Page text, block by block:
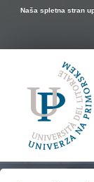
Naša spletna stran